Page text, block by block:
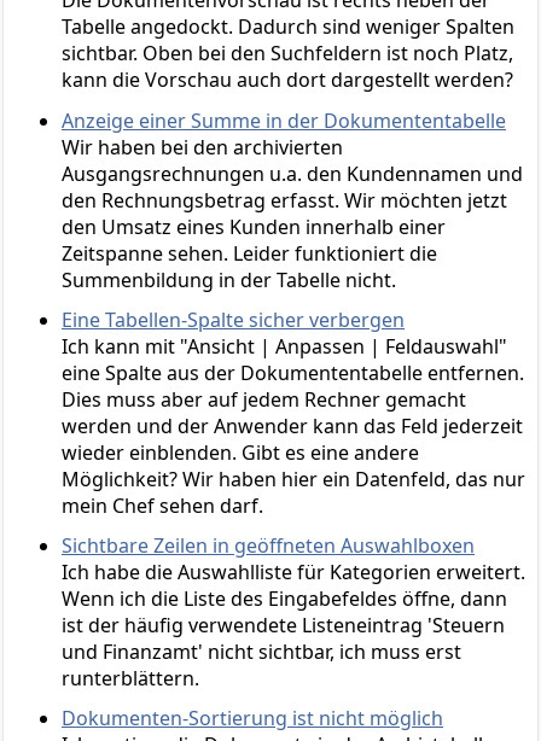
Tabelle angedockt. Dadurch sind weniger Spalten
sichtbar. Oben bei den Suchfeldern ist noch Platz,
kann die Vorschau auch dort dargestellt werden?
Anzeige einer Summe in der Dokumententabelle
Wir haben bei den archivierten
Ausgangsrechnungen u.a. den Kundennamen und
den Rechnungsbetrag erfasst. Wir möchten jetzt
den Umsatz eines Kunden innerhalb einer
Zeitspanne sehen. Leider funktioniert die
Summenbildung in der Tabelle nicht.
Eine Tabellen-Spalte sicher verbergen
Ich kann mit "Ansicht | Anpassen | Feldauswahl"
eine Spalte aus der Dokumententabelle entfernen.
Dies muss aber auf jedem Rechner gemacht
werden und der Anwender kann das Feld jederzeit
wieder einblenden. Gibt es eine andere
Möglichkeit? Wir haben hier ein Datenfeld, das nur
mein Chef sehen darf.
Sichtbare Zeilen in geöffneten Auswahlboxen
Ich habe die Auswahlliste für Kategorien erweitert.
Wenn ich die Liste des Eingabefeldes öffne, dann
ist der häufig verwendete Listeneintrag 'Steuern
und Finanzamt' nicht sichtbar, ich muss erst
runterblättern.
Dokumenten-Sortierung ist nicht möglich